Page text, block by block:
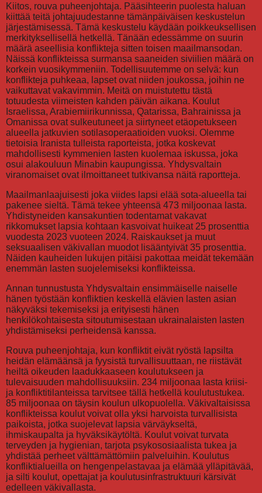
Kiitos, rouva puheenjohtaja. Pääsihteerin puolesta haluan
kiittää teitä johtajuudestanne tämänpäiväisen keskustelun
järjestämisessä. Tämä keskustelu käydään poikkeuksellisen
merkityksellisellä hetkellä. Tänään edessämme on suurin
määrä aseellisia konflikteja sitten toisen maailmansodan.
Näissä konflikteissa surmansa saaneiden siviilien määrä on
korkein vuosikymmeniin. Todellisuutemme on selvä: kun
konflikteja puhkeaa, lapset ovat niiden joukossa, joihin ne
vaikuttavat vakavimmin. Meitä on muistutettu tästä
totuudesta viimeisten kahden päivän aikana. Koulut
Israelissa, Arabiemiirikunnissa, Qatarissa, Bahrainissa ja
Omanissa ovat sulkeutuneet ja siirtyneet etäopetukseen
alueella jatkuvien sotilasoperaatioiden vuoksi. Olemme
tietoisia Iranista tulleista raporteista, jotka koskevat
mahdollisesti kymmenien lasten kuolemaa iskussa, joka
osui alakouluun Minabin kaupungissa. Yhdysvaltain
viranomaiset ovat ilmoittaneet tutkivansa näitä raportteja.
Maailmanlaajuisesti joka viides lapsi elää sota-alueella tai
pakenee sieltä. Tämä tekee yhteensä 473 miljoonaa lasta.
Yhdistyneiden kansakuntien todentamat vakavat
rikkomukset lapsia kohtaan kasvoivat huikeat 25 prosenttia
vuodesta 2023 vuoteen 2024. Raiskaukset ja muut
seksuaalisen väkivallan muodot lisääntyivät 35 prosenttia.
Näiden kauheiden lukujen pitäisi pakottaa meidät tekemään
enemmän lasten suojelemiseksi konflikteissa.
Annan tunnustusta Yhdysvaltain ensimmäiselle naiselle
hänen työstään konfliktien keskellä elävien lasten asian
näkyväksi tekemiseksi ja erityisesti hänen
henkilökohtaisesta sitoutumisestaan ukrainalaisten lasten
yhdistämiseksi perheidensä kanssa.
Rouva puheenjohtaja, kun konfliktit eivät ryöstä lapsilta
heidän elämäänsä ja fyysistä turvallisuuttaan, ne riistävät
heiltä oikeuden laadukkaaseen koulutukseen ja
tulevaisuuden mahdollisuuksiin. 234 miljoonaa lasta kriisi-
ja konfliktitilanteissa tarvitsee tällä hetkellä koulutustukea.
85 miljoonaa on täysin koulun ulkopuolella. Väkivaltaisissa
konflikteissa koulut voivat olla yksi harvoista turvallisista
paikoista, jotka suojelevat lapsia värväykseltä,
ihmiskaupalta ja hyväksikäytöltä. Koulut voivat turvata
terveyden ja hygienian, tarjota psykososiaalista tukea ja
yhdistää perheet välttämättömiin palveluihin. Koulutus
konfliktialueilla on hengenpelastavaa ja elämää ylläpitävää,
ja silti koulut, opettajat ja koulutusinfrastruktuuri kärsivät
edelleen väkivallasta.